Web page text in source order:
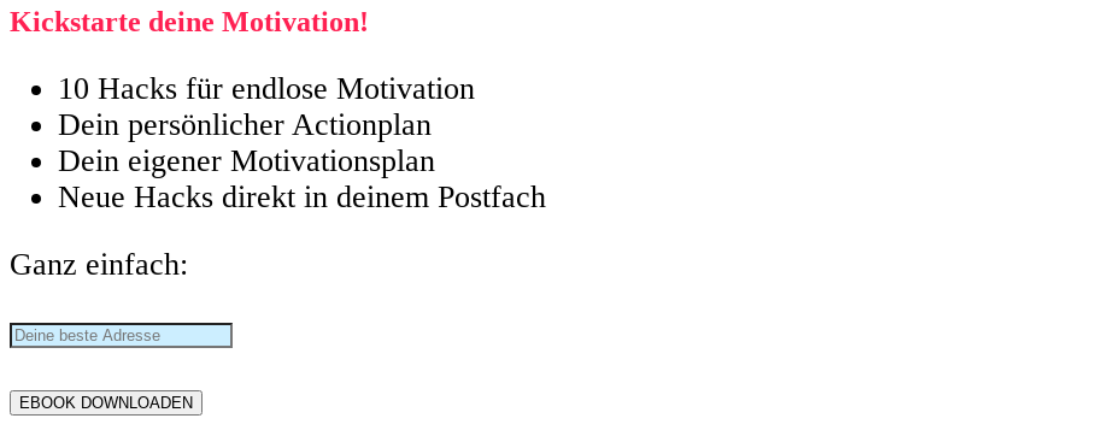
Kickstarte deine Motivation!
10 Hacks für endlose Motivation
Dein persönlicher Actionplan
Dein eigener Motivationsplan
Neue Hacks direkt in deinem Postfach
Ganz einfach: